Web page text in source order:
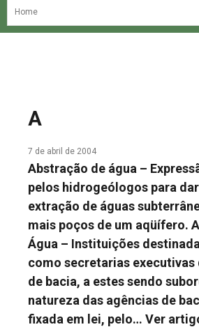
NOSSA HISTÓRIA
FALE CONOSCO
A
7 de abril de 2004
Abstração de água –
pelos hidrogeólogos para
extração de águas
mais poços de um aqüífero.
Água – Instituições
como secretarias
de bacia, a estes sendo
natureza das agências de
fixada em lei, pelo… Ver